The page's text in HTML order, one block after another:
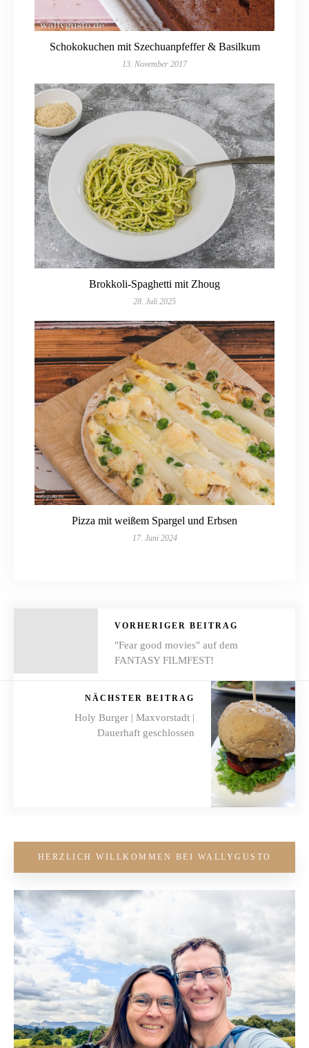
Schokokuchen mit Szechuanpfeffer & Basilkum
13. November 2017
Brokkoli-Spaghetti mit Zhoug
28. Juli 2025
Pizza mit weißem Spargel und Erbsen
17. Juni 2024
VORHERIGER BEITRAG
"Fear good movies" auf dem
FANTASY FILMFEST!
NÄCHSTER BEITRAG
Holy Burger | Maxvorstadt |
Dauerhaft geschlossen
HERZLICH WILLKOMMEN BEI WALLYGUSTO